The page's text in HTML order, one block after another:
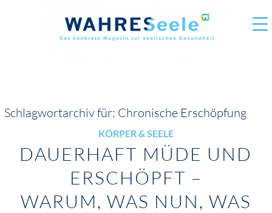
Schlagwortarchiv für: Chronische Erschöpfung
KÖRPER & SEELE
DAUERHAFT MÜDE UND
ERSCHÖPFT –
WARUM, WAS NUN, WAS